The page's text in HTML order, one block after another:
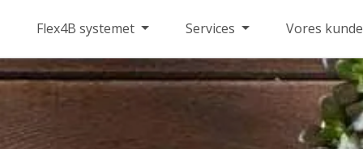
Flex4B systemet Services Vores